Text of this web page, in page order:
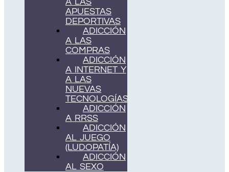
A LAS
APUESTAS
DEPORTIVAS
ADICCIÓN
A LAS
COMPRAS
ADICCIÓN
A INTERNET Y
A LAS
NUEVAS
TECNOLOGÍAS
ADICCIÓN
A RRSS
ADICCIÓN
AL JUEGO
(LUDOPATÍA)
ADICCIÓN
AL SEXO